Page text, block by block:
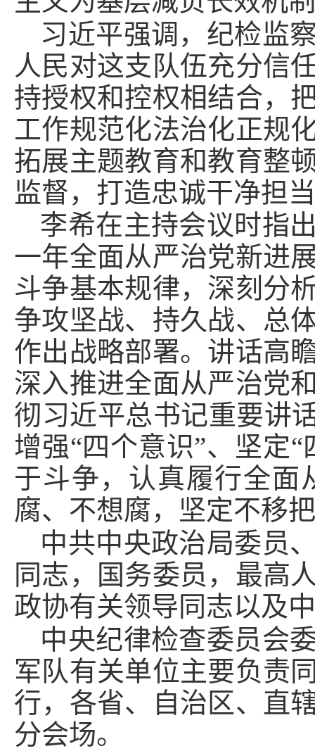
习近平强调，纪检监
人民对这支队伍充分信
持授权和控权相结合，
工作规范化法治化正规
拓展主题教育和教育整
监督，打造忠诚干净担
李希在主持会议时指
一年全面从严治党新进
斗争基本规律，深刻分
争攻坚战、持久战、总
作出战略部署。讲话高
深入推进全面从严治党
彻习近平总书记重要讲
增强“四个意识”、坚定
于斗争，认真履行全面
腐、不想腐，坚定不移
中共中央政治局委员
同志，国务委员，最高
政协有关领导同志以及
中央纪律检查委员会
军队有关单位主要负责
行，各省、自治区、直
分会场。